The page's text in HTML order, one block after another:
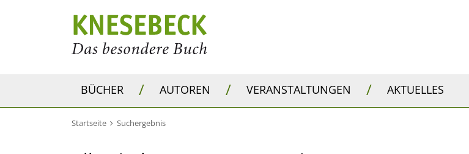
BÜCHER / AUTOREN / VERANSTALTUNGEN / AKTUELLES
Startseite Suchergebnis